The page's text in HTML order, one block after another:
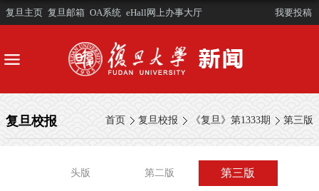
复旦主页 复旦邮箱 OA系统 eHall网上办事大厅 我要投稿
首页 复旦校报 《复旦》第1333期 第三版
复旦校报
头版 第二版 第三版